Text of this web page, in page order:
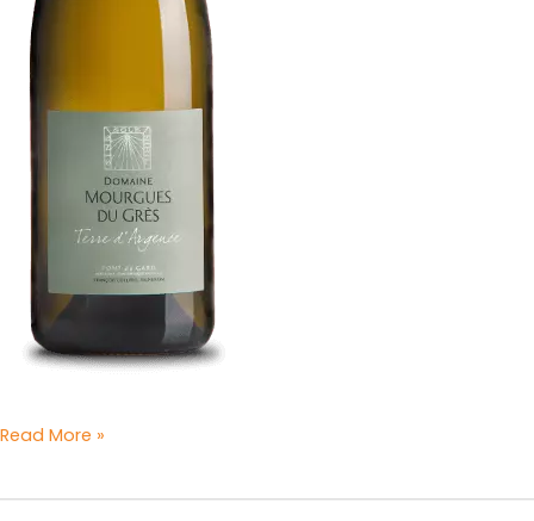
Read More »